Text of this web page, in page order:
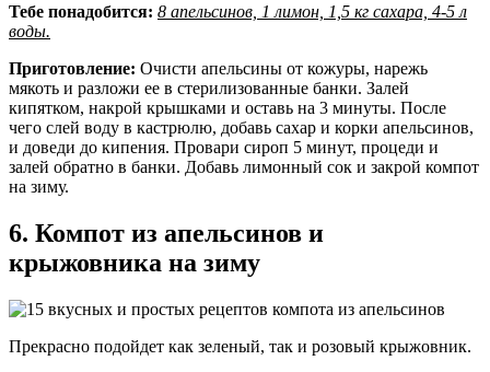
Тебе понадобится: 8 апельсинов, 1 лимон, 1,5 кг сахара, 4-5 л
воды.
Приготовление: Очисти апельсины от кожуры, нарежь
мякоть и разложи ее в стерилизованные банки. Залей
кипятком, накрой крышками и оставь на 3 минуты. После
чего слей воду в кастрюлю, добавь сахар и корки апельсинов,
и доведи до кипения. Провари сироп 5 минут, процеди и
залей обратно в банки. Добавь лимонный сок и закрой компот
на зиму.
6. Компот из апельсинов и
крыжовника на зиму
Прекрасно подойдет как зеленый, так и розовый крыжовник.